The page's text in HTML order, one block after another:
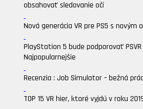
obsahovať sledovanie očí
Nová generácia VR pre PS5 s novým
PlayStation 5 bude podporovať PSVR
Najpopularnejšie
Recenzia : Job Simulator – bežná
TOP 15 VR hier, ktoré vyjdú v roku